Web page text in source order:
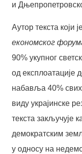
и
Аутор текста који
економског
90% укупног
од експлоатације
набавља 40%
виду украјинске
текста закључује
демократским
у односу на